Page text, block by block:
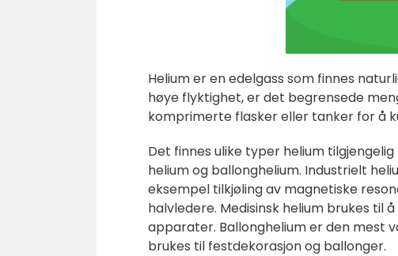
Helium er en edelgass som finnes
høye flyktighet, er det begrensede
komprimerte flasker eller tanker for å
Det finnes ulike typer helium
helium og ballonghelium. Industrielt
eksempel tilkjøling av magnetiske
halvledere. Medisinsk helium brukes til
apparater. Ballonghelium er den mest
brukes til festdekorasjon og ballonger.